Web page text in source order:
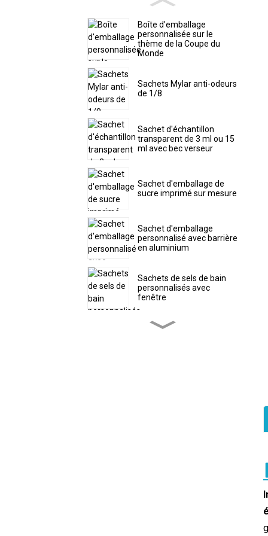
Boîte d'emballage
personnalisée sur le
thème de la Coupe du
Monde
Sachets Mylar anti-odeurs
de 1/8
Sachet d'échantillon
transparent de 3 ml ou 15
ml avec bec verseur
Sachet d'emballage de
sucre imprimé sur mesure
Sachet d'emballage
personnalisé avec barrière
en aluminium
Sachets de sels de bain
personnalisés avec
fenêtre
Sachet d'emballage